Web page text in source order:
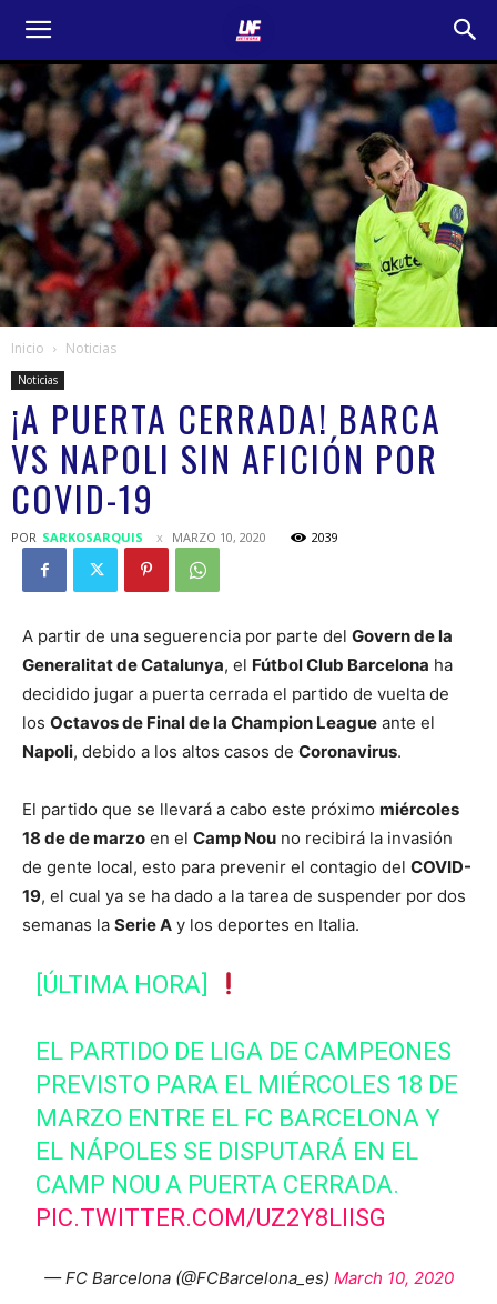
Inicio Noticias
Noticias
¡A PUERTA CERRADA! BARCA
VS NAPOLI SIN AFICIÓN POR
COVID-19
POR SARKOSARQUIS MARZO 10, 2020 2039
A partir de una seguerencia por parte del Govern de la
Generalitat de Catalunya, el Fútbol Club Barcelona ha
decidido jugar a puerta cerrada el partido de vuelta de
los Octavos de Final de la Champion League ante el
Napoli, debido a los altos casos de Coronavirus.
El partido que se llevará a cabo este próximo miércoles
18 de de marzo en el Camp Nou no recibirá la invasión
de gente local, esto para prevenir el contagio del COVID-
19, el cual ya se ha dado a la tarea de suspender por dos
semanas la Serie A y los deportes en Italia.
[ÚLTIMA HORA]
EL PARTIDO DE LIGA DE CAMPEONES
PREVISTO PARA EL MIÉRCOLES 18 DE
MARZO ENTRE EL FC BARCELONA Y
EL NÁPOLES SE DISPUTARÁ EN EL
CAMP NOU A PUERTA CERRADA.
PIC.TWITTER.COM/UZ2Y8LIISG
— FC Barcelona (@FCBarcelona_es) March 10, 2020